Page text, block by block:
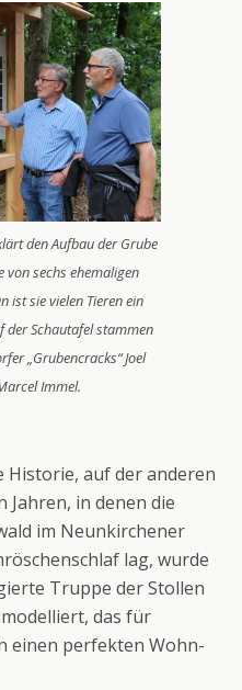
den Aufbau der Grube
von sechs ehemaligen
ist sie vielen Tieren ein
der Schautafel stammen
„Grubencracks“ Joel
Immel.
Historie, auf der anderen
Jahren, in denen die
im Neunkirchener
lag, wurde
Truppe der Stollen
das für
einen perfekten Wohn-